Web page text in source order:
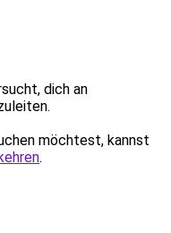
dich an
möchtest, kannst
.